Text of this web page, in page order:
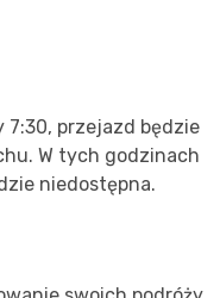
7:30, przejazd będzie
W tych godzinach
niedostępna.